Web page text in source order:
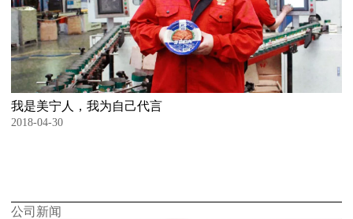
我是美宁人，我为自己代言
2018-04-30
公司新闻